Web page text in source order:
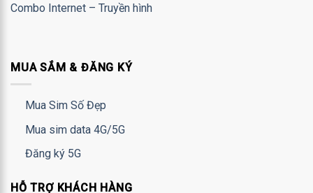
Combo Internet – Truyền hình
MUA SẮM & ĐĂNG KÝ
Mua Sim Số Đẹp
Mua sim data 4G/5G
Đăng ký 5G
HỖ TRỢ KHÁCH HÀNG